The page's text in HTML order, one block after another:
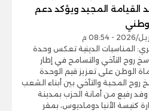
القيامة المجيد ويؤكد دعم
المناسبات الدينية تعكس وحدة
روح التآخي والتسامح في إطار
الوطن على تعزيز قيم الوحدة
روح المحبة والتآخي بين أبناء الشعب
رفيع من أمانة الحزب بمدينة
كنيسة الأنبا دوماديوس، بمقر